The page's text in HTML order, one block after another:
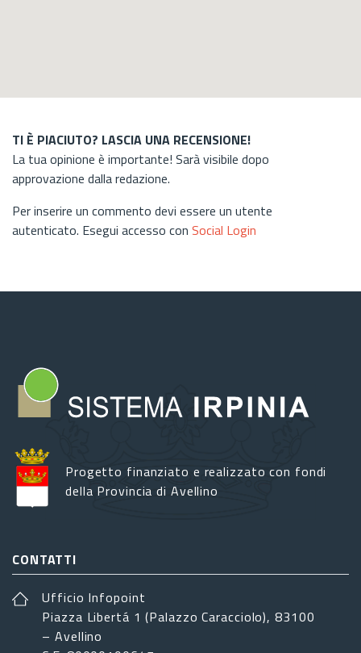
TI È PIACIUTO? LASCIA UNA RECENSIONE!
La tua opinione è importante! Sarà visibile dopo
approvazione dalla redazione.
Per inserire un commento devi essere un utente
autenticato. Esegui accesso con Social Login
Progetto finanziato e realizzato con fondi
della Provincia di Avellino
CONTATTI
Ufficio Infopoint
Piazza Libertá 1 (Palazzo Caracciolo), 83100
– Avellino